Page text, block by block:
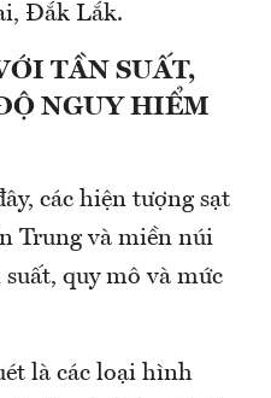
Đắk Lắk.
TẦN SUẤT,
NGUY HIỂM
các hiện tượng sạt
Trung và miền núi
quy mô và mức
là các loại hình